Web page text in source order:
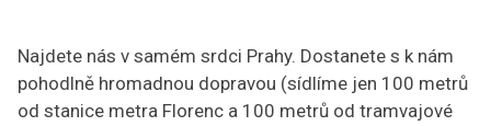
Najdete nás v samém srdci Prahy. Dostanete s k nám
pohodlně hromadnou dopravou (sídlíme jen 100 metrů
od stanice metra Florenc a 100 metrů od tramvajové